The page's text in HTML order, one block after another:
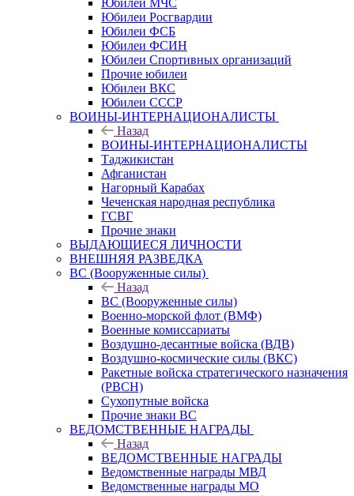
Юбилеи МЧС
Юбилеи Росгвардии
Юбилеи ФСБ
Юбилеи ФСИН
Юбилеи Спортивных организаций
Прочие юбилеи
Юбилеи ВКС
Юбилеи СССР
ВОИНЫ-ИНТЕРНАЦИОНАЛИСТЫ
Назад
ВОИНЫ-ИНТЕРНАЦИОНАЛИСТЫ
Таджикистан
Афганистан
Нагорный Карабах
Чеченская народная республика
ГСВГ
Прочие знаки
ВЫДАЮЩИЕСЯ ЛИЧНОСТИ
ВНЕШНЯЯ РАЗВЕДКА
ВС (Вооруженные силы)
Назад
ВС (Вооруженные силы)
Военно-морской флот (ВМФ)
Военные комиссариаты
Воздушно-десантные войска (ВДВ)
Воздушно-космические силы (ВКС)
Ракетные войска стратегического назначения
(РВСН)
Сухопутные войска
Прочие знаки ВС
ВЕДОМСТВЕННЫЕ НАГРАДЫ
Назад
ВЕДОМСТВЕННЫЕ НАГРАДЫ
Ведомственные награды МВД
Ведомственные награды МО